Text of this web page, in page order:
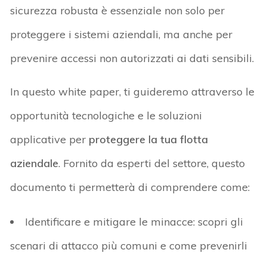
sicurezza robusta è essenziale non solo per
proteggere i sistemi aziendali, ma anche per
prevenire accessi non autorizzati ai dati sensibili.
In questo white paper, ti guideremo attraverso le
opportunità tecnologiche e le soluzioni
applicative per proteggere la tua flotta
aziendale. Fornito da esperti del settore, questo
documento ti permetterà di comprendere come:
Identificare e mitigare le minacce: scopri gli
scenari di attacco più comuni e come prevenirli